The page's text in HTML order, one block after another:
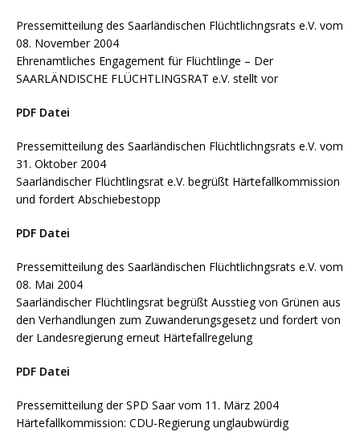
Pressemitteilung des Saarländischen Flüchtlichngsrats e.V. vom
08. November 2004
Ehrenamtliches Engagement für Flüchtlinge – Der
SAARLÄNDISCHE FLÜCHTLINGSRAT e.V. stellt vor
PDF Datei
Pressemitteilung des Saarländischen Flüchtlichngsrats e.V. vom
31. Oktober 2004
Saarländischer Flüchtlingsrat e.V. begrüßt Härtefallkommission
und fordert Abschiebestopp
PDF Datei
Pressemitteilung des Saarländischen Flüchtlichngsrats e.V. vom
08. Mai 2004
Saarländischer Flüchtlingsrat begrüßt Ausstieg von Grünen aus
den Verhandlungen zum Zuwanderungsgesetz und fordert von
der Landesregierung erneut Härtefallregelung
PDF Datei
Pressemitteilung der SPD Saar vom 11. März 2004
Härtefallkommission: CDU-Regierung unglaubwürdig